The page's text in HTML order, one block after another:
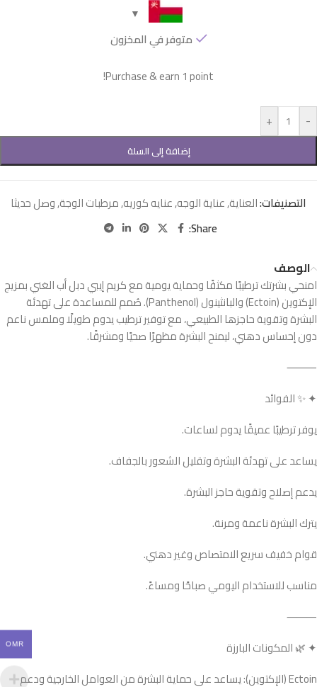
متوفر في المخزون
Purchase & earn 1 point!
-
+
إضافة إلى السلة
التصنيفات:العناية,عناية الوجه,عنايه كوريه,مرطبات الوجة,وصل حديثا
Share:
الوصف
امنحي بشرتك ترطيبًا مكثفًا وحماية يومية مع كريم إيبي دبل أب الغني بمزيج
الإكتوين (Ectoin) والبانثينول (Panthenol). صُمم للمساعدة على تهدئة
البشرة وتقوية حاجزها الطبيعي، مع توفير ترطيب يدوم طويلًا وملمس ناعم
دون إحساس دهني، ليمنح البشرة مظهرًا صحيًا ومشرقًا.
⸻
✦ ✨ الفوائد
يوفر ترطيبًا عميقًا يدوم لساعات.
يساعد على تهدئة البشرة وتقليل الشعور بالجفاف.
يدعم إصلاح وتقوية حاجز البشرة.
يترك البشرة ناعمة ومرنة.
قوام خفيف سريع الامتصاص وغير دهني.
مناسب للاستخدام اليومي صباحًا ومساءً.
⸻
✦ 🌿 المكونات البارزة
Ectoin (الإكتوين): يساعد على حماية البشرة من العوامل الخارجية ودعم
OMR